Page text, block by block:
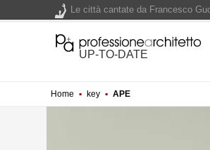
UP-TO-DATE
Home ▪ key ▪ APE
Le città cantate da Francesco
200 manifesti per i 200 anni di